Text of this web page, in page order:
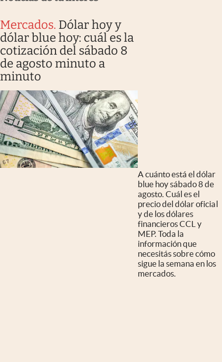
Mercados. Dólar hoy y
dólar blue hoy: cuál es la
cotización del sábado 8
de agosto minuto a
minuto
A cuánto está el dólar
blue hoy sábado 8 de
agosto. Cuál es el
precio del dólar oficial
y de los dólares
financieros CCL y
MEP. Toda la
información que
necesitás sobre cómo
sigue la semana en los
mercados.